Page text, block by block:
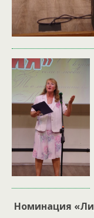
Номинация